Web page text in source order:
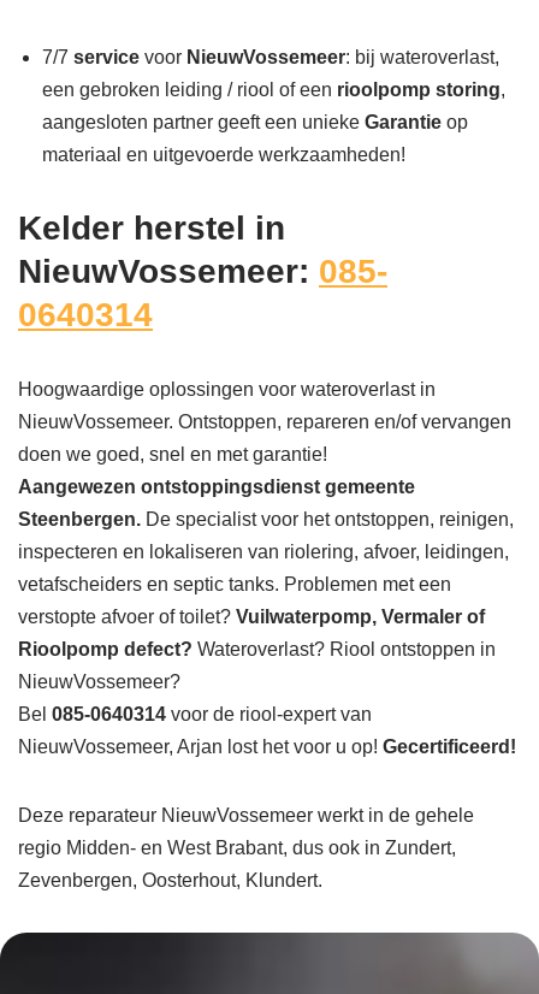
7/7 service voor NieuwVossemeer: bij wateroverlast,
een gebroken leiding / riool of een rioolpomp storing,
aangesloten partner geeft een unieke Garantie op
materiaal en uitgevoerde werkzaamheden!
Kelder herstel in
NieuwVossemeer: 085-
0640314
Hoogwaardige oplossingen voor wateroverlast in
NieuwVossemeer. Ontstoppen, repareren en/of vervangen
doen we goed, snel en met garantie!
Aangewezen ontstoppingsdienst gemeente
Steenbergen. De specialist voor het ontstoppen, reinigen,
inspecteren en lokaliseren van riolering, afvoer, leidingen,
vetafscheiders en septic tanks. Problemen met een
verstopte afvoer of toilet? Vuilwaterpomp, Vermaler of
Rioolpomp defect? Wateroverlast? Riool ontstoppen in
NieuwVossemeer?
Bel 085-0640314 voor de riool-expert van
NieuwVossemeer, Arjan lost het voor u op! Gecertificeerd!
Deze reparateur NieuwVossemeer werkt in de gehele
regio Midden- en West Brabant, dus ook in Zundert,
Zevenbergen, Oosterhout, Klundert.